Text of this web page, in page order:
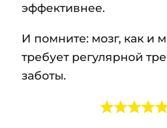
эффективнее.
И помните: мозг, как и
требует регулярной
заботы.